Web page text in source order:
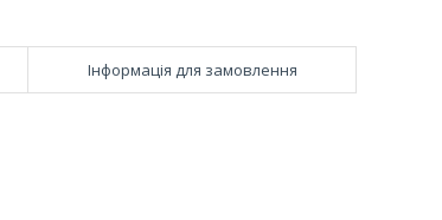
Інформація для замовлення